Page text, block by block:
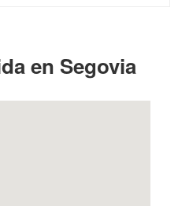
en Segovia